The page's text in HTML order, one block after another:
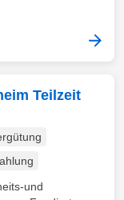
Teilzeit
und